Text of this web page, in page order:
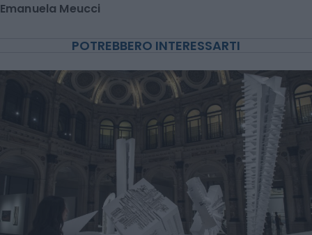
Emanuela Meucci
POTREBBERO INTERESSARTI